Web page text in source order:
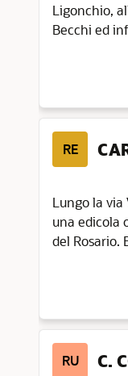
Ligonchio,
Becchi ed
RE
Lungo la via
una edicola
del Rosario.
RU C.